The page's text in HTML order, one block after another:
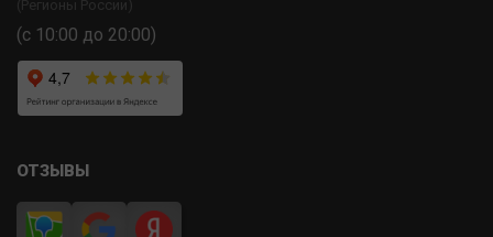
(Регионы России)
(с 10:00 до 20:00)
ОТЗЫВЫ